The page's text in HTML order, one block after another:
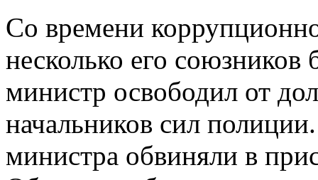
Со времени
несколько его
министр освободил от
начальников сил
министра обвиняли в